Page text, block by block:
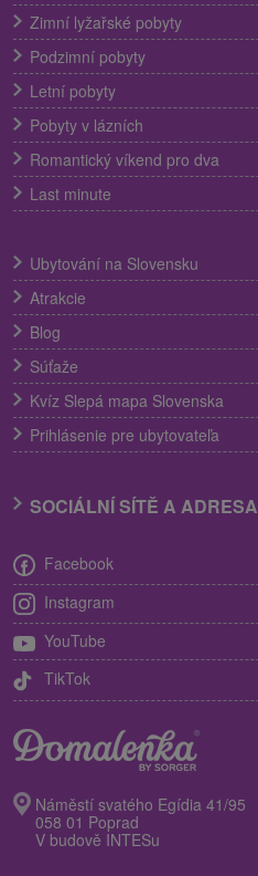
Zimní lyžařské pobyty
Podzimní pobyty
Letní pobyty
Pobyty v lázních
Romantický víkend pro dva
Last minute
Ubytování na Slovensku
Atrakcie
Blog
Súťaže
Kvíz Slepá mapa Slovenska
Prihlásenie pre ubytovateľa
SOCIÁLNÍ SÍTĚ A ADRESA
Facebook
Instagram
YouTube
TikTok
Náměstí svatého Egídia 41/95
058 01 Poprad
V budově INTESu